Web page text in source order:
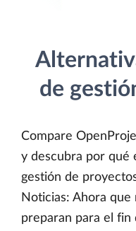
de
Compare
y descubra por qué
gestión de
Noticias: Ahora que
preparan para el fin